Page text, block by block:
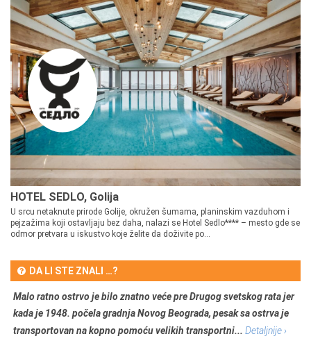
HOTEL SEDLO, Golija
U srcu netaknute prirode Golije, okružen šumama, planinskim vazduhom i
pejzažima koji ostavljaju bez daha, nalazi se Hotel Sedlo**** – mesto gde se
odmor pretvara u iskustvo koje želite da doživite po...
DA LI STE ZNALI …?
Malo ratno ostrvo je bilo znatno veće pre Drugog svetskog rata jer
kada je 1948. počela gradnja Novog Beograda, pesak sa ostrva je
transportovan na kopno pomoću velikih transportni... Detaljnije ›